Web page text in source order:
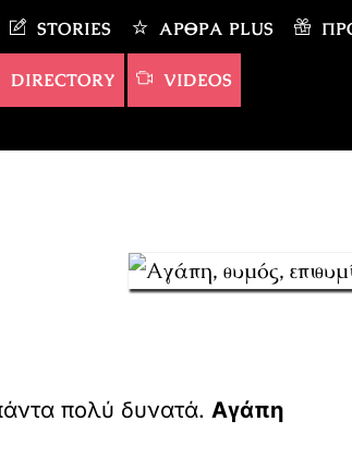
STORIES ΆΡΘΡΑ PLUS
DIRECTORY VIDEOS
πολύ δυνατά. Αγάπη